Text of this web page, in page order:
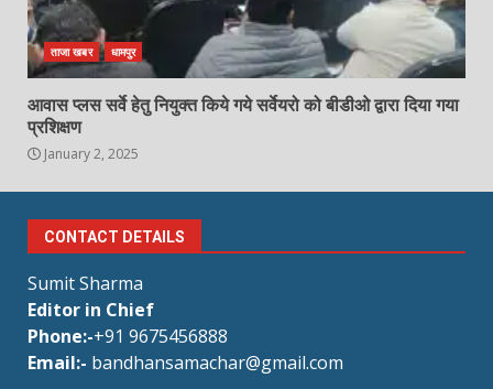
ताजा खबर धामपुर
आवास प्लस सर्वे हेतु नियुक्त किये गये सर्वेयरो को बीडीओ द्वारा दिया गया
प्रशिक्षण
January 2, 2025
CONTACT DETAILS
Sumit Sharma
Editor in Chief
Phone:-+91 9675456888
Email:- bandhansamachar@gmail.com